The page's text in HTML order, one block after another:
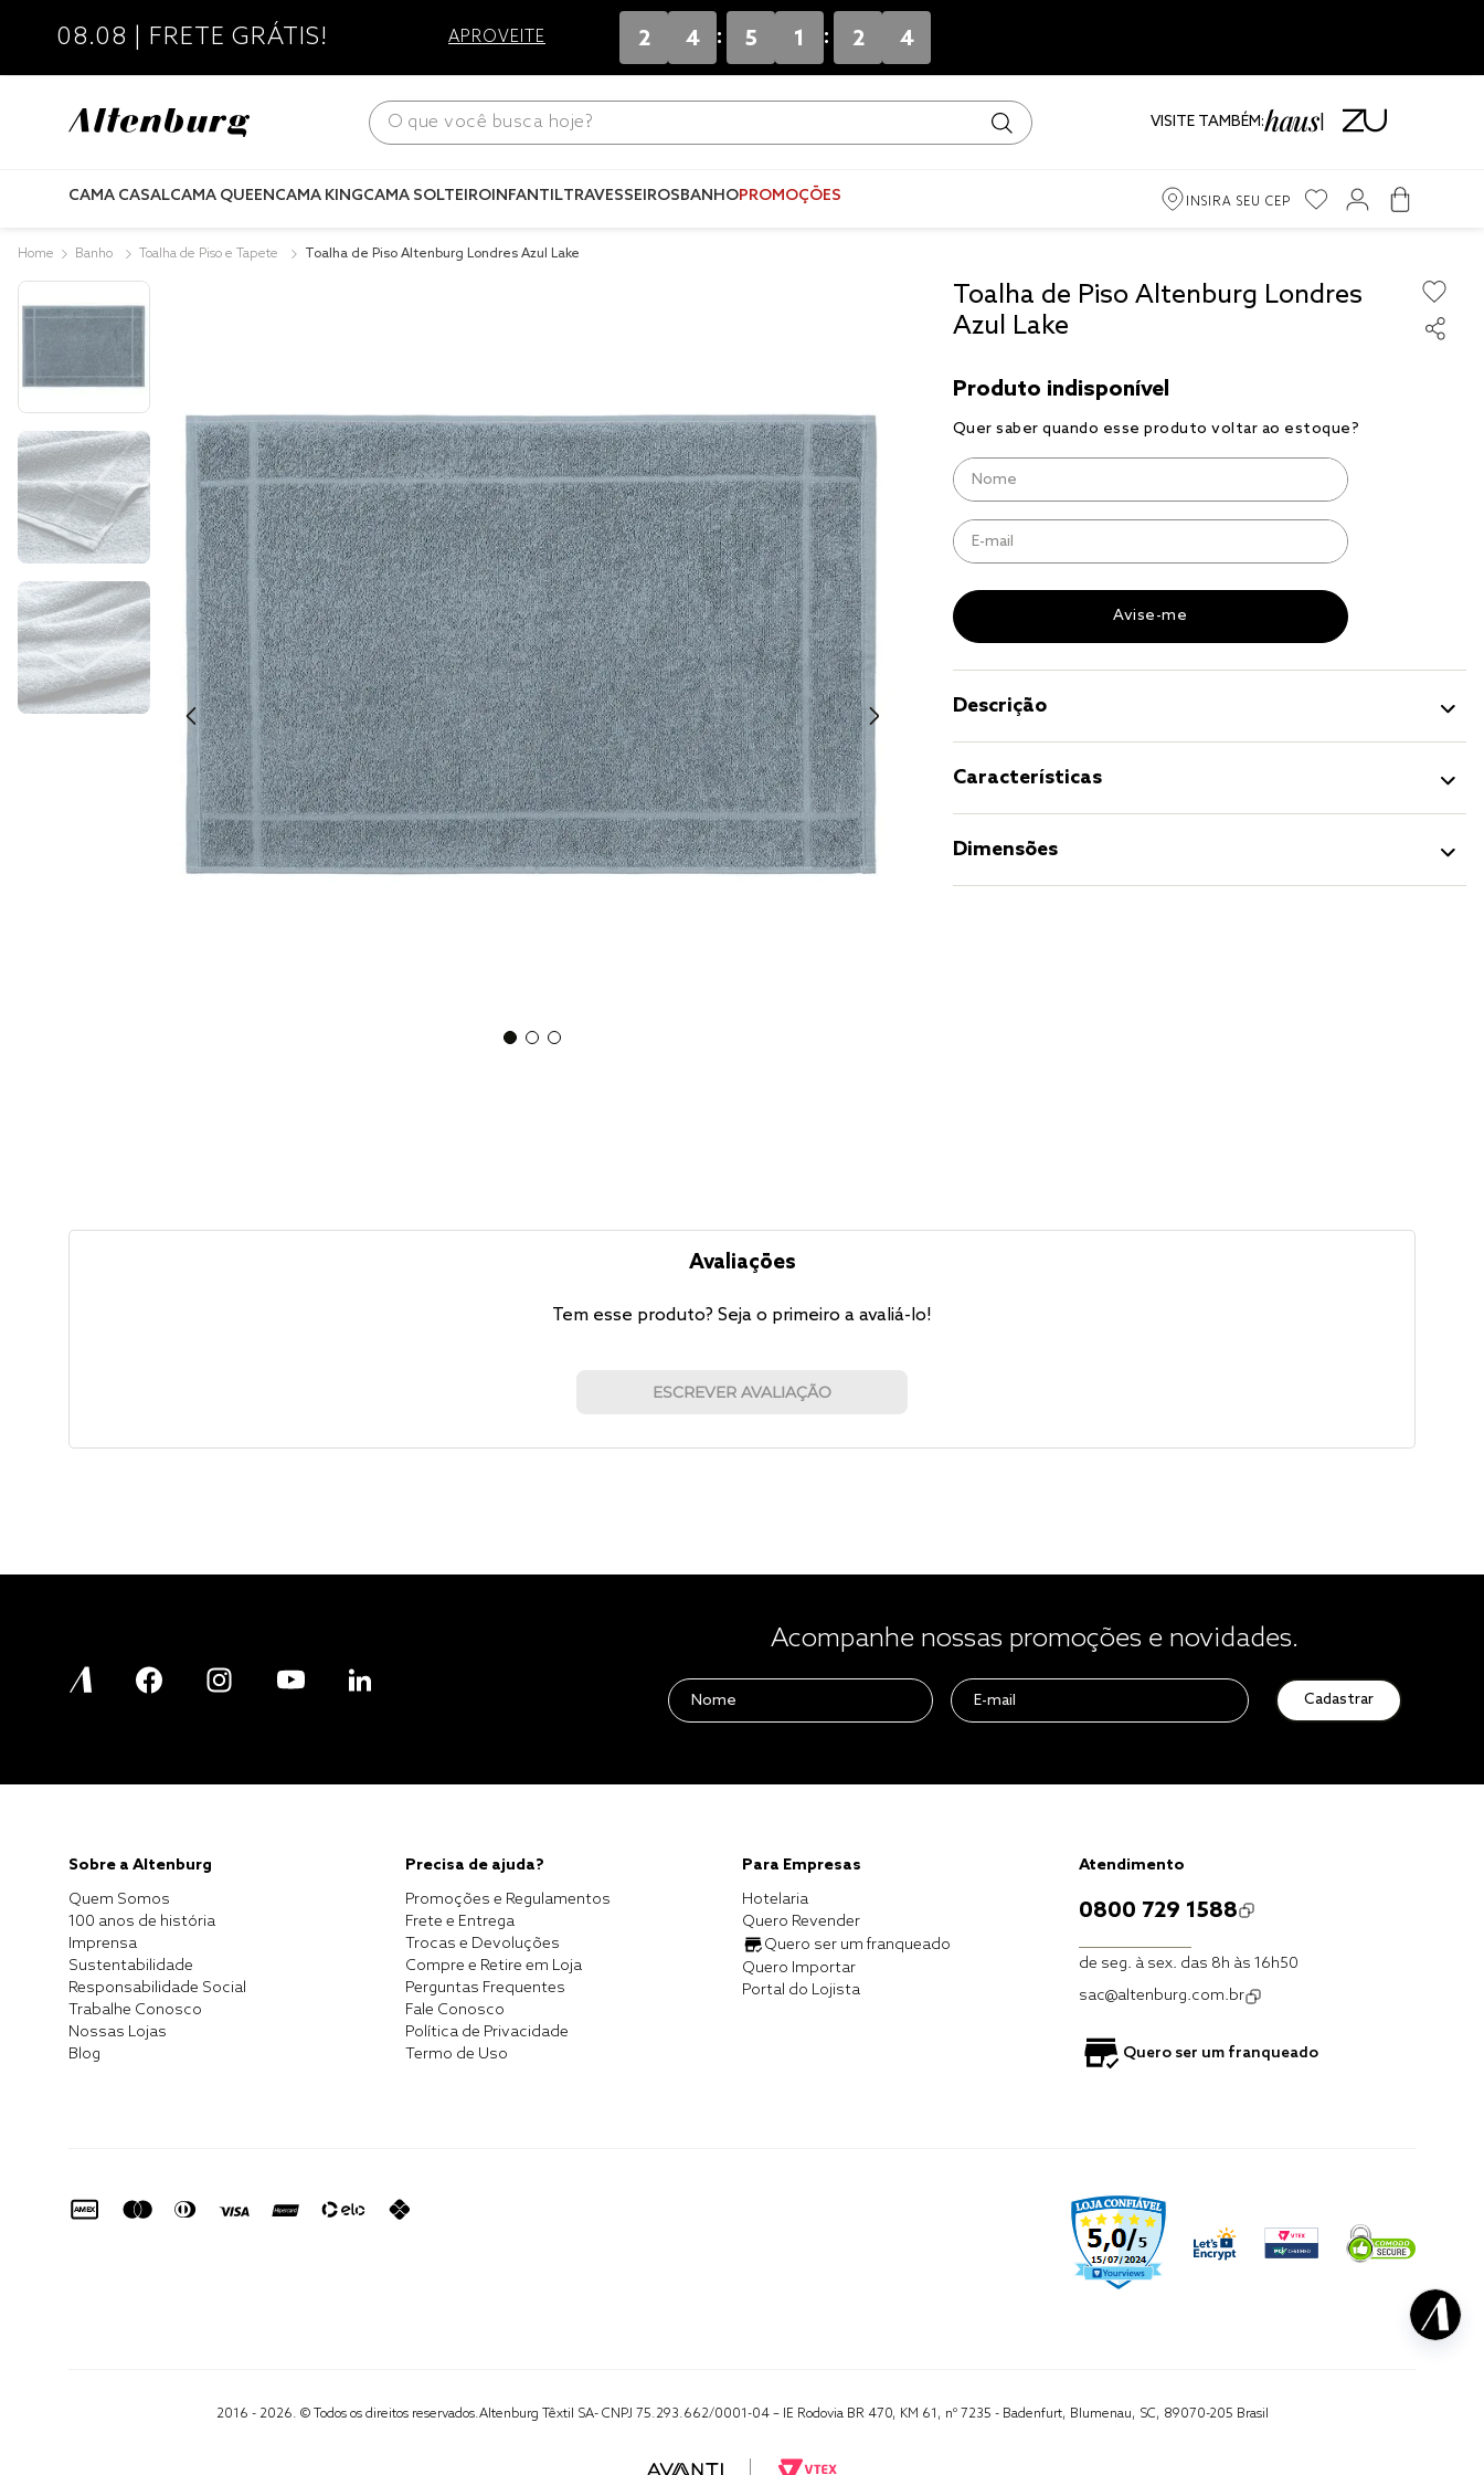
08.08 | FRETE GRÁTIS! APROVEITE 2 4 : 5 1 : 2 4
O que você busca hoje?
VISITE TAMBÉM:
CAMA CASALCAMA QUEENCAMA KINGCAMA SOLTEIROINFANTILTRAVESSEIROSBANHOPROMOÇÕES INSIRA SEU CEP
Banho Toalha de Piso e Tapete Toalha de Piso Altenburg Londres Azul Lake
Toalha de Piso Altenburg Londres
Azul Lake
Descrição
Características
Dimensões
Avaliações
Tem esse produto? Seja o primeiro a avaliá-lo!
ESCREVER AVALIAÇÃO
Acompanhe nossas promoções e novidades.
Cadastrar
Sobre a Altenburg
Quem Somos
100 anos de história
Imprensa
Sustentabilidade
Responsabilidade Social
Trabalhe Conosco
Nossas Lojas
Blog
Precisa de ajuda?
Promoções e Regulamentos
Frete e Entrega
Trocas e Devoluções
Compre e Retire em Loja
Perguntas Frequentes
Fale Conosco
Política de Privacidade
Termo de Uso
Para Empresas
Hotelaria
Quero Revender
Quero ser um franqueado
Quero Importar
Portal do Lojista
Atendimento
0800 729 1588
de seg. à sex. das 8h às 16h50
sac@altenburg.com.br
Quero ser um franqueado
2016 - 2026. © Todos os direitos reservados.Altenburg Têxtil SA- CNPJ 75.293.662/0001-04 – IE Rodovia BR 470, KM 61, nº 7235 - Badenfurt, Blumenau, SC, 89070-205 Brasil
fronha
travesseiro
solteiro
tencel
cobre leito
cobertor
jogo cama
casal